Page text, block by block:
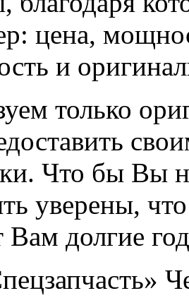
цена,
и
только
Что бы Вы
уверены,
Вам долгие